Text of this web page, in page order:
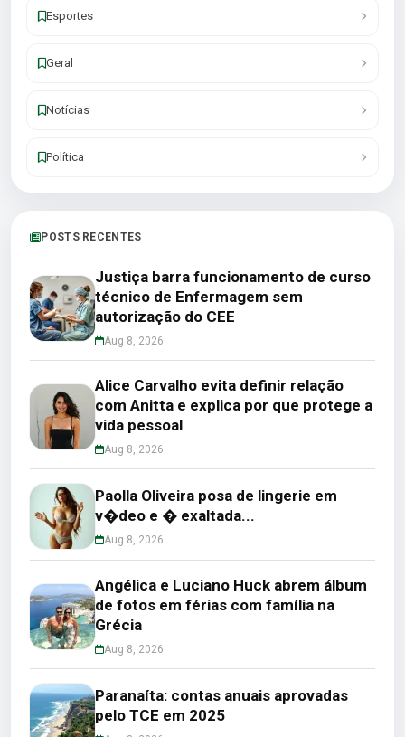
Esportes
Geral
Notícias
Política
POSTS RECENTES
Justiça barra funcionamento de curso
técnico de Enfermagem sem
autorização do CEE
Aug 8, 2026
Alice Carvalho evita definir relação
com Anitta e explica por que protege a
vida pessoal
Aug 8, 2026
Paolla Oliveira posa de lingerie em
v�deo e � exaltada...
Aug 8, 2026
Angélica e Luciano Huck abrem álbum
de fotos em férias com família na
Grécia
Aug 8, 2026
Paranaíta: contas anuais aprovadas
pelo TCE em 2025